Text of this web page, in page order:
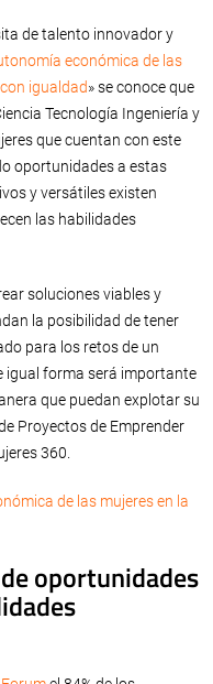
de talento innovador y
económica de las
igualdad» se conoce que
Tecnología Ingeniería y
que cuentan con este
oportunidades a estas
y versátiles existen
las habilidades
soluciones viables y
la posibilidad de tener
para los retos de un
igual forma será importante
que puedan explotar su
Proyectos de Emprender
360.
de las mujeres en la
oportunidades